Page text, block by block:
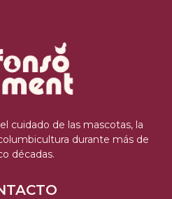
cuidado de las mascotas, la
durante más de
décadas.